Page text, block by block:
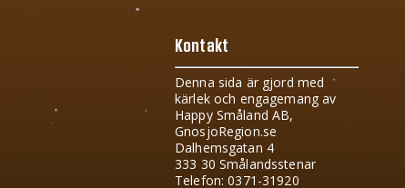
Kontakt
Denna sida är gjord med
kärlek och engagemang av
Happy Småland AB,
GnosjoRegion.se
Dalhemsgatan 4
333 30 Smålandsstenar
Telefon: 0371-31920